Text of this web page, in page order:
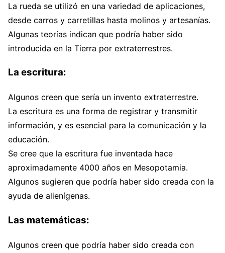
La rueda se utilizó en una variedad de aplicaciones,
desde carros y carretillas hasta molinos y artesanías.
Algunas teorías indican que podría haber sido
introducida en la Tierra por extraterrestres.
La escritura:
Algunos creen que sería un invento extraterrestre.
La escritura es una forma de registrar y transmitir
información, y es esencial para la comunicación y la
educación.
Se cree que la escritura fue inventada hace
aproximadamente 4000 años en Mesopotamia.
Algunos sugieren que podría haber sido creada con la
ayuda de alienígenas.
Las matemáticas:
Algunos creen que podría haber sido creada con